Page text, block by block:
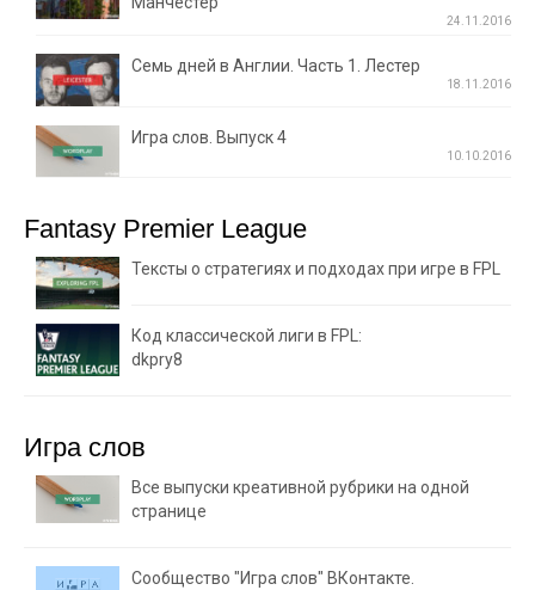
24.11.2016
Семь дней в Англии. Часть 1. Лестер
18.11.2016
Игра слов. Выпуск 4
10.10.2016
Fantasy Premier League
Тексты о стратегиях и подходах при игре в FPL
Код классической лиги в FPL:
dkpry8
Игра слов
Все выпуски креативной рубрики на одной
странице
Сообщество "Игра слов" ВКонтакте.